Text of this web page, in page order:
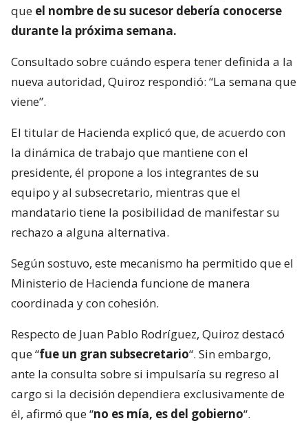
que el nombre de su sucesor debería conocerse
durante la próxima semana.
Consultado sobre cuándo espera tener definida a la
nueva autoridad, Quiroz respondió: “La semana que
viene”.
El titular de Hacienda explicó que, de acuerdo con
la dinámica de trabajo que mantiene con el
presidente, él propone a los integrantes de su
equipo y al subsecretario, mientras que el
mandatario tiene la posibilidad de manifestar su
rechazo a alguna alternativa.
Según sostuvo, este mecanismo ha permitido que el
Ministerio de Hacienda funcione de manera
coordinada y con cohesión.
Respecto de Juan Pablo Rodríguez, Quiroz destacó
que “fue un gran subsecretario“. Sin embargo,
ante la consulta sobre si impulsaría su regreso al
cargo si la decisión dependiera exclusivamente de
él, afirmó que “no es mía, es del gobierno“.